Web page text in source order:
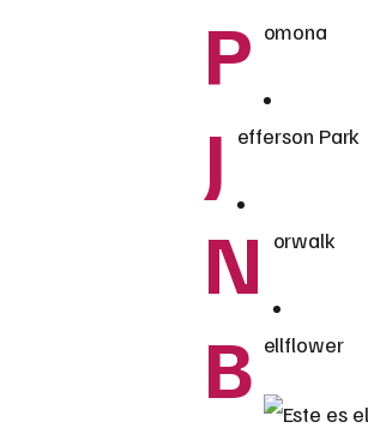
P omona
J efferson Park
N orwalk
B ellflower